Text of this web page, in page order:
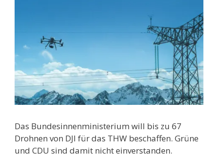
Das Bundesinnenministerium will bis zu 67
Drohnen von DJI für das THW beschaffen. Grüne
und CDU sind damit nicht einverstanden.